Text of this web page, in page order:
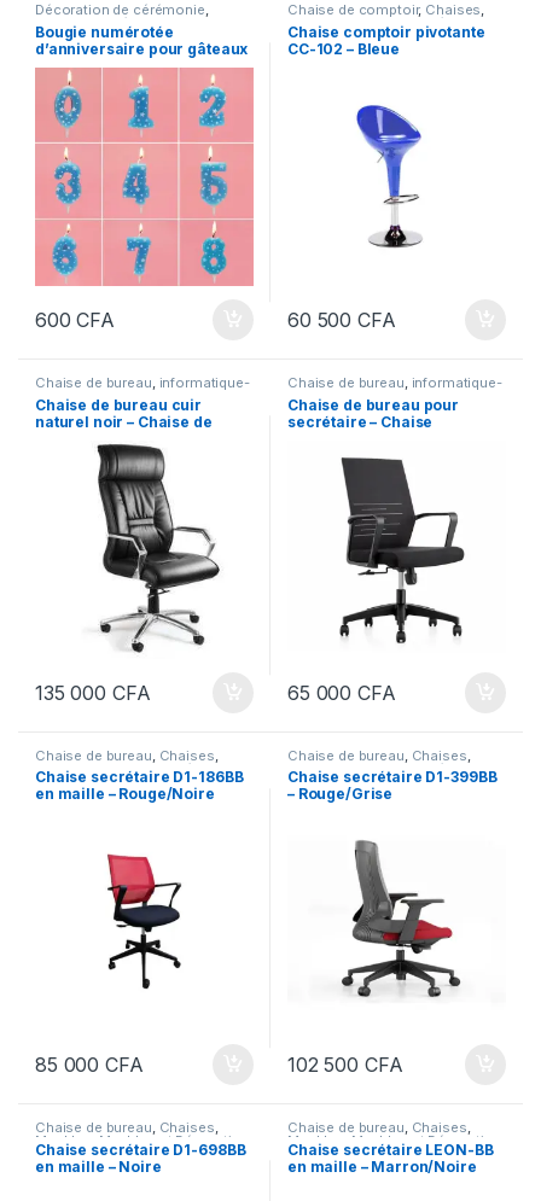
Décoration de cérémonie,
Meubles et Décoration
Bougie numérotée
d’anniversaire pour gâteaux
/ Pièce
600CFA
Chaise de comptoir, Chaises,
Meubles Meubles et Décoration
Mobilier de bureau
Chaise comptoir pivotante
CC-102 – Bleue
60 500CFA
Chaise de bureau, informatique-
et-bureautique Meubles et
Décoration ,Mobilier de bureau
Chaise de bureau cuir
naturel noir – Chaise de
Confort et Élégance –
Fauteuil de Bureau Réglable
en Cuir Naturel
135 000 CFA
Chaise de bureau, informatique-
et-bureautique Meubles et
Décoration ,Mobilier de bureau
Chaise de bureau pour
secrétaire – Chaise
Élégance – Fauteuil de
Bureau Réglable
65 000CFA
Chaise de bureau Chaises
Meubles Meubles et Décoration
Mobilier de bureau
Chaise secrétaire D1-186BB
en maille – Rouge/Noire
85 000CFA
Chaise de bureau Chaises
Meubles Meubles et Décoration
Mobilier de bureau
Chaise secrétaire D1-399BB
– Rouge/Grise
102 500 CFA
Chaise de bureau, Chaises,
Meubles Meubles et Décoration
Mobilier de bureau
Chaise secrétaire D1-698BB
en maille – Noire
Chaise de bureau, Chaises,
Meubles Meubles et Décoration
Mobilier de bureau
Chaise secrétaire LEON-BB
en maille – Marron/Noire